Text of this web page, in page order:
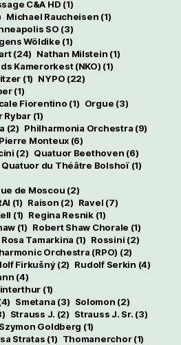
C&A HD (1)
Michael Raucheisen (1)
SO (3)
Wöldike (1)
(24) Nathan Milstein (1)
Kamerorkest (NKO) (1)
(1) NYPO (22)
(1)
Fiorentino (1) Orgue (3)
Rybar(1)
(2) Philharmonia Orchestra (9)
Pierre Monteux (6)
(2) Quatuor Beethoven (6)
Quatuor du Théâtre Bolshoï(1)
de Moscou (2)
(1) Raison (2) Ravel (7)
(1) Regina Resnik(1)
(1) Robert Shaw Chorale (1)
Rosa Tamarkina (1) Rossini (2)
Orchestra (RPO) (2)
Firkušný(2) Rudolf Serkin (4)
(4)
(1)
Smetana (3) Solomon (2)
Strauss J. (2) Strauss J. Sr. (3)
Szymon Goldberg (1)
Stratas (1) Thomanerchor(1)